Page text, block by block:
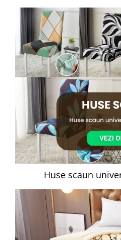
Huse scaun